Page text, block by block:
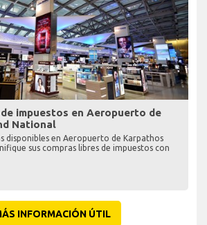
impuestos en Aeropuerto de
National
disponibles en Aeropuerto de Karpathos
sus compras libres de impuestos con
INFORMACIÓN ÚTIL